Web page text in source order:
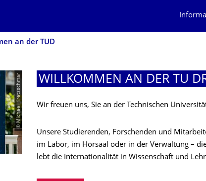
an der TUD
© Michael Kretzschmar WILLKOMMEN AN DER TU
Wir freuen uns, Sie an der Technischen
Unsere Studierenden, Forschenden und
im Labor, im Hörsaal oder in der Verwaltung –
lebt die Internationalität in Wissenschaft und